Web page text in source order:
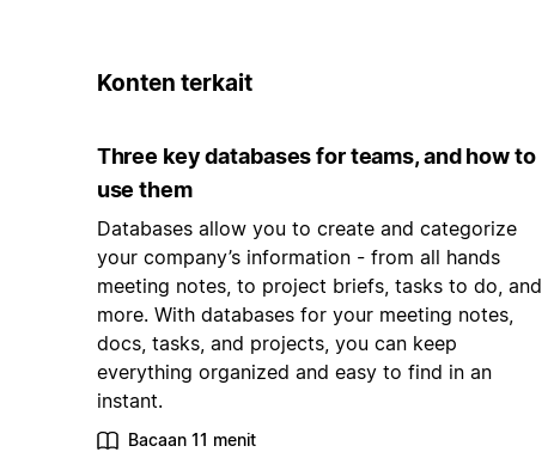
Konten terkait
Three key databases for teams, and how to
use them
Databases allow you to create and categorize
your company’s information - from all hands
meeting notes, to project briefs, tasks to do, and
more. With databases for your meeting notes,
docs, tasks, and projects, you can keep
everything organized and easy to find in an
instant.
Bacaan 11 menit